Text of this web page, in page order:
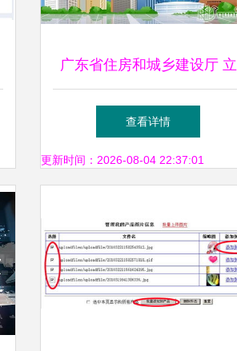
广东省住房和城乡建设厅 立
足政务服务，探索网络技术服
务创新
查看详情
更新时间：2026-08-04 22:37:01